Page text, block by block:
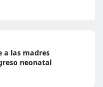
a las madres
neonatal